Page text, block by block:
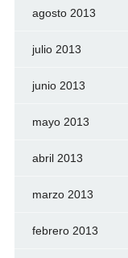
agosto 2013
julio 2013
junio 2013
mayo 2013
abril 2013
marzo 2013
febrero 2013